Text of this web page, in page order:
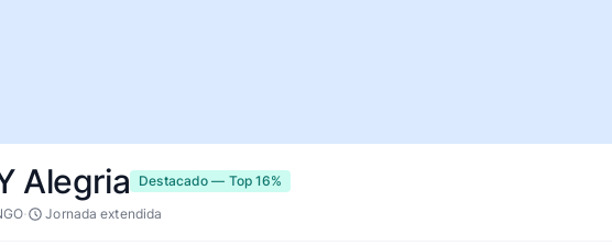
Alegria Destacado — Top 16%
· Jornada extendida